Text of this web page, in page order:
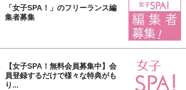
「女子SPA！」のフリーランス編
集者募集
【女子SPA！無料会員募集中】会
員登録するだけで様々な特典がも
り...